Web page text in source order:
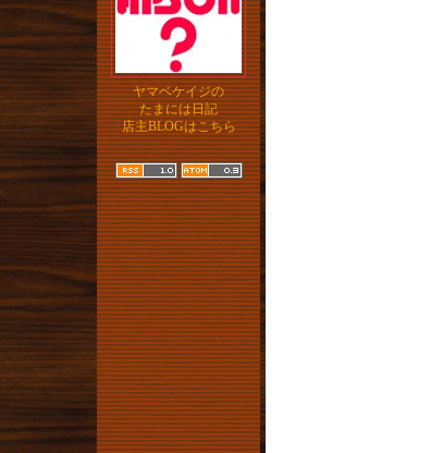
ヤマベケイジの
たまには日記
店主BLOGはこちら